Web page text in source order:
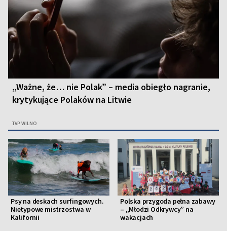
„Ważne, że… nie Polak” – media obiegło nagranie,
krytykujące Polaków na Litwie
TVP WILNO
Psy na deskach surfingowych.
Nietypowe mistrzostwa w
Kalifornii
Polska przygoda pełna zabawy
– „Młodzi Odkrywcy” na
wakacjach